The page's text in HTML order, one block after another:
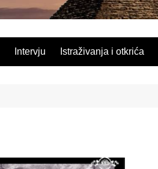
Intervju Istraživanja i otkrića